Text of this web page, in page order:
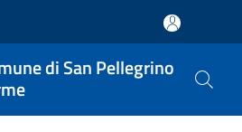
di San Pellegrino